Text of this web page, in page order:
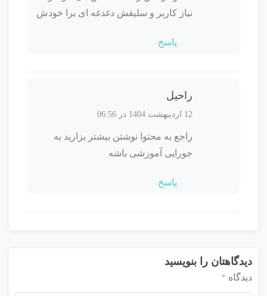
نیاز کاربر و سلیقش دغدغه ای برا خودش
پاسخ
راحیل
12 اردیبهشت 1404 در 06:56
راجع به محتوا نوشتن بیشتر بزارید یه
جورایی آموزشی باشه
پاسخ
دیدگاهتان را بنویسید
دیدگاه *